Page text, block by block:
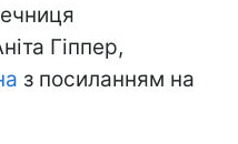
Гіппер,
з посиланням на